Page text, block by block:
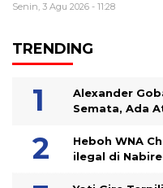
Senin, 3 Agu 2026 - 11:28
TRENDING
Alexander
Semata, Ada
Heboh WNA
ilegal di Nabire